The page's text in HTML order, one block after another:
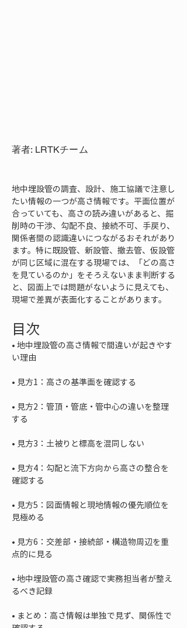
著者: LRTKチーム
地中埋設管の調査、設計、施工協議で注意し
たい情報の一つが高さ情報です。平面位置が
合っていても、高さの読み違いがあると、掘
削時の干渉、勾配不良、接続不可、手戻り、
関係者間の認識違いにつながるおそれがあり
ます。特に既設管、新設管、撤去管、仮設管
が同じ区域に混在する現場では、「どの高さ
を見ているのか」をそろえないまま判断する
と、図面上では問題がないように見えても、
現場で差異が表面化することがあります。
目次
• 地中埋設管の高さ情報で間違いが起きやす
•
• 見方2：管頂・管底・管中心の違いを整理
•
• 見方4：勾配と流下方向から高さの整合を
• 見方5：図面情報と現地情報の優先順位を
• 見方6：交差部・接続部・構造物周辺を重
• 地中埋設管の高さ確認で実務担当者が整え
• まとめ：高さ情報は単独で見ず、関係性で